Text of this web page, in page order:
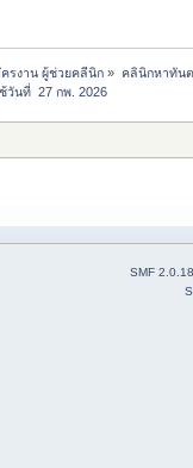
รงาน ผู้ช่วยคลีนิก » คลินิกหาทัน
วันที่  27 กพ. 2026
SMF 2.0.18